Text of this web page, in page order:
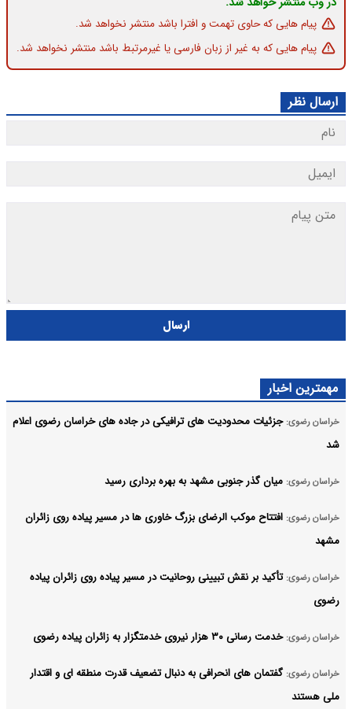
پیام هایی که حاوی تهمت و افترا باشد منتشر نخواهد شد.
پیام هایی که به غیر از زبان فارسی یا غیرمرتبط باشد منتشر نخواهد شد.
ارسال نظر
ارسال
مهمترین اخبار
خراسان رضوی: جزئیات محدودیت‌ های ترافیکی در جاده های خراسان رضوی اعلام
شد
خراسان رضوی: میان‌ گذر جنوبی مشهد به بهره‌ برداری رسید
خراسان رضوی: افتتاح موکب الرضای بزرگ خاوری‌ ها در مسیر پیاده‌ روی زائران
مشهد
خراسان رضوی: تأکید بر نقش تبیینی روحانیت در مسیر پیاده‌ روی زائران پیاده
رضوی
خراسان رضوی: خدمت رسانی ۳۰ هزار نیروی خدمتگزار به زائران پیاده رضوی
خراسان رضوی: گفتمان‌ های انحرافی به دنبال تضعیف قدرت منطقه‌ ای و اقتدار
ملی هستند